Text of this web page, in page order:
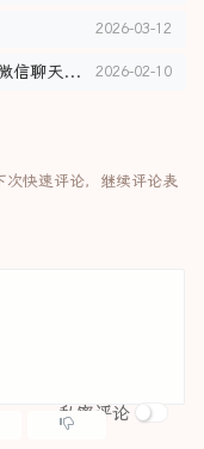
2026-03-12
ChatLab 详细使用：用AI 分析和对象的微信聊天记录 2026-02-10
快速评论，继续评论表
私密评论